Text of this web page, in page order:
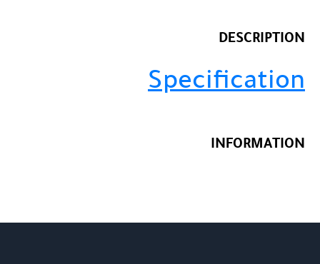
DESCRIPTION
Specification
INFORMATION